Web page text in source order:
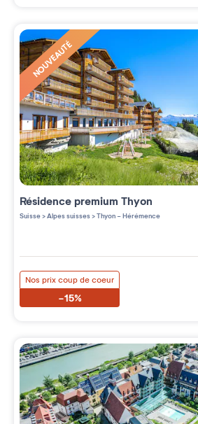
NOUVEAUTÉ
Résidence premium Thyon
Suisse>Alpes suisses>Thyon - Hérémence
Nos prix coup de coeur
-15%